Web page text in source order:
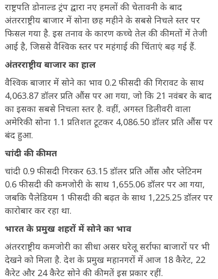
राष्ट्रपति डोनाल्ड ट्रंप द्वारा नए हमलों की चेतावनी के बाद
अंतरराष्ट्रीय बाजार में सोना छह महीने के सबसे निचले स्तर पर
फिसल गया है. इस तनाव के कारण कच्चे तेल की कीमतों में तेजी
आई है, जिससे वैश्विक स्तर पर महंगाई की चिंताएं बढ़ गई हैं.
अंतरराष्ट्रीय बाजार का हाल
वैश्विक बाजार में सोने का भाव 0.2 फीसदी की गिरावट के साथ
4,063.87 डॉलर प्रति औंस पर आ गया, जो कि 21 नवंबर के बाद
का इसका सबसे निचला स्तर है. वहीं, अगस्त डिलीवरी वाला
अमेरिकी सोना 1.1 प्रतिशत टूटकर 4,086.50 डॉलर प्रति औंस पर
बंद हुआ.
चांदी की कीमत
चांदी 0.9 फीसदी गिरकर 63.15 डॉलर प्रति औंस और प्लेटिनम
0.6 फीसदी की कमजोरी के साथ 1,655.06 डॉलर पर आ गया,
जबकि पैलेडियम 1 फीसदी की बढ़त के साथ 1,225.25 डॉलर पर
कारोबार कर रहा था.
भारत के प्रमुख शहरों में सोने का भाव
अंतरराष्ट्रीय कमजोरी का सीधा असर घरेलू सर्राफा बाजारों पर भी
देखने को मिला है. देश के प्रमुख महानगरों में आज 18 कैरेट, 22
कैरेट और 24 कैरेट सोने की कीमतें इस प्रकार रहीं.